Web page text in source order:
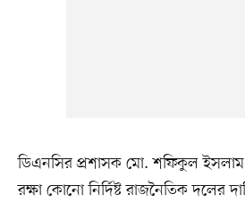
ডিএনসির প্রশাসক মো. শফিকুল
রক্ষা কোনো নির্দিষ্ট রাজনৈতিক দলের